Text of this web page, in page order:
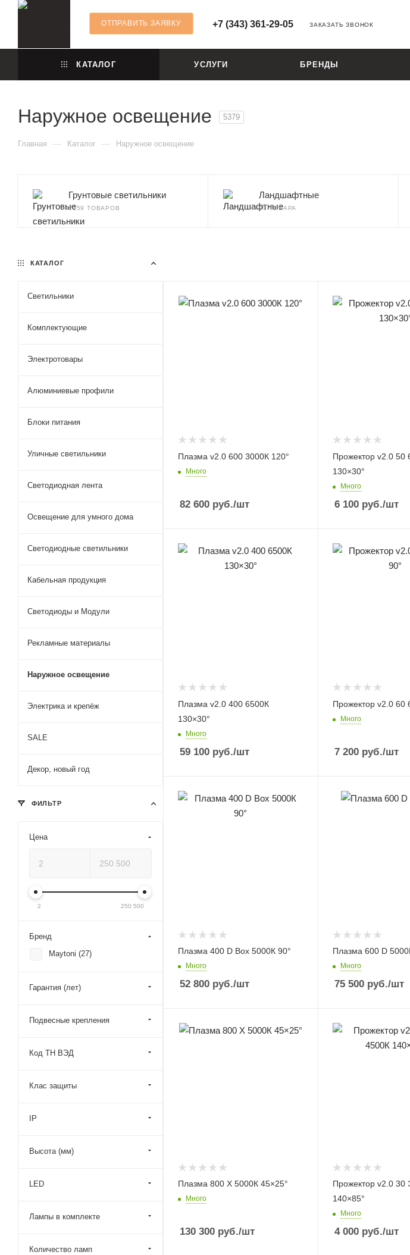
ОТПРАВИТЬ ЗАЯВКУ +7 (343) 361-29-05 ЗАКАЗАТЬ ЗВОНОК
КАТАЛОГ УСЛУГИ БРЕНДЫ
Наружное освещение 5379
Главная — Каталог — Наружное освещение
Грунтовые светильники
2359 ТОВАРОВ
Ландшафтные
93 ТОВАРА
Плазма v2.0 600 3000К 120°
Много
82 600 руб./шт
Прожектор v2.0 50
130×30°
Много
6 100руб./шт
Плазма v2.0 400 6500К
130×30°
Много
59 100 руб./шт
Прожектор v2.0 60
Много
7 200руб./шт
Плазма 400 D Box 5000К 90°
Много
52 800 руб./шт
Плазма 600 D
Много
75 500руб./шт
Плазма 800 X 5000К 45×25°
Много
130 300 руб./шт
Прожектор v2.0 30
140×85°
Много
4 000руб./шт
КАТАЛОГ
Светильники
Комплектующие
Электротовары
Алюминиевые профили
Блоки питания
Уличные светильники
Светодиодная лента
Освещение для умного дома
Светодиодные светильники
Кабельная продукция
Светодиоды и Модули
Рекламные материалы
Наружное освещение
Электрика и крепёж
SALE
Декор, новый год
ФИЛЬТР
Цена
2 250 500
Бренд
Maytoni (27)
Гарантия (лет)
Подвесные крепления
Код ТН ВЭД
Клас защиты
IP
Высота (мм)
LED
Лампы в комплекте
Количество ламп